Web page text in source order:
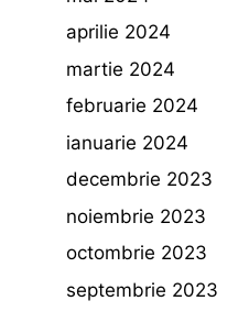
aprilie 2024
martie 2024
februarie 2024
ianuarie 2024
decembrie 2023
noiembrie 2023
octombrie 2023
septembrie 2023